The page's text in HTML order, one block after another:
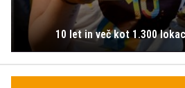
10 let in več kot 1.300